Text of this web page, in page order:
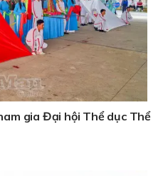
gia Đại hội Thể dục Thể